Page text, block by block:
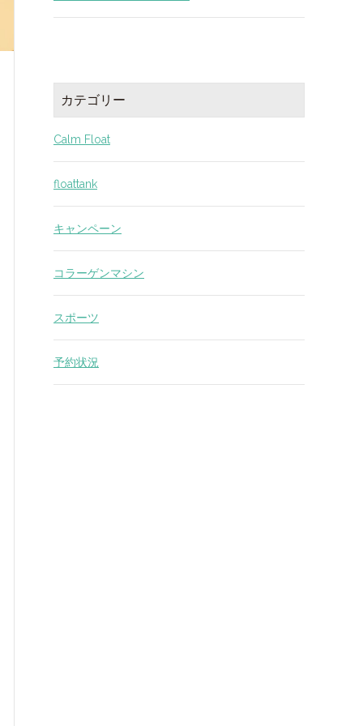
カテゴリー
Calm Float
floattank
キャンペーン
コラーゲンマシン
スポーツ
予約状況